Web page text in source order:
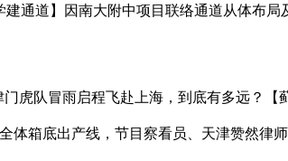
建通道】因南大附中项目联络通道从体布
队冒雨启程飞赴上海，到底有多远？【
箱底出产线，节目察看员、天津赞然律